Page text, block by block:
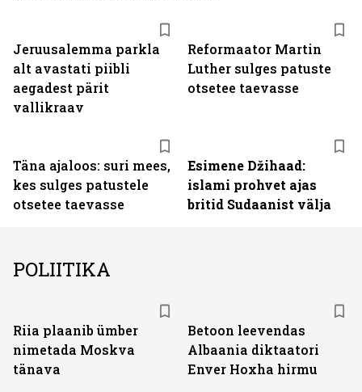
Jeruusalemma parkla
alt avastati piibli
aegadest pärit
vallikraav
Reformaator Martin
Luther sulges patuste
otsetee taevasse
Täna ajaloos: suri mees,
kes sulges patustele
otsetee taevasse
Esimene Džihaad:
islami prohvet ajas
britid Sudaanist välja
POLIITIKA
Riia plaanib ümber
nimetada Moskva
tänava
Betoon leevendas
Albaania diktaatori
Enver Hoxha hirmu